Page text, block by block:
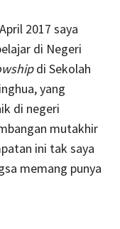
2017 saya
di Negeri
di Sekolah
yang
di negeri
mutakhir
ini tak saya
memang punya